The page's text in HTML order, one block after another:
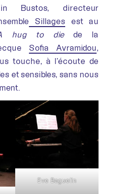
Bustos, directeur
Sillages est au
hug to diede la
Sofia Avramidou,
touche, à l’écoute de
et sensibles, sans nous
Eve Baguelin